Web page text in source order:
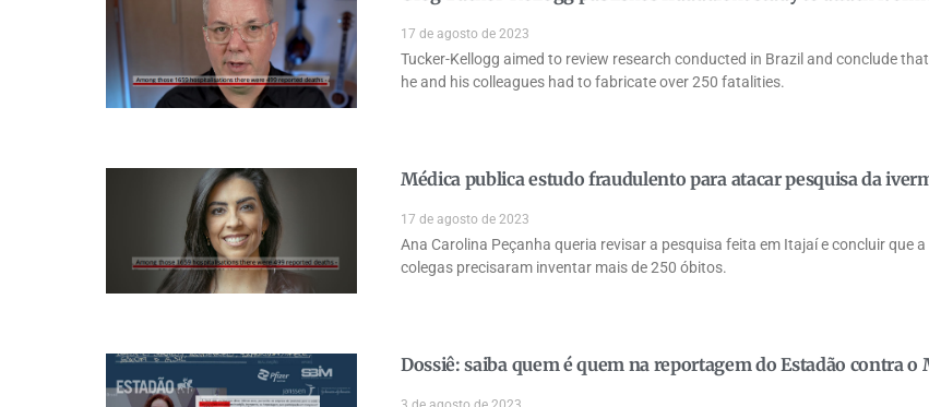
17 de agosto de 2023
Tucker-Kellogg aimed to review research conducted in Brazil and conclude
he and his colleagues had to fabricate over 250 fatalities.
Médica publica estudo fraudulento para atacar pesquisa da
17 de agosto de 2023
Ana Carolina Peçanha queria revisar a pesquisa feita em Itajaí e concluir que
colegas precisaram inventar mais de 250 óbitos.
Dossiê: saiba quem é quem na reportagem do Estadão contra o